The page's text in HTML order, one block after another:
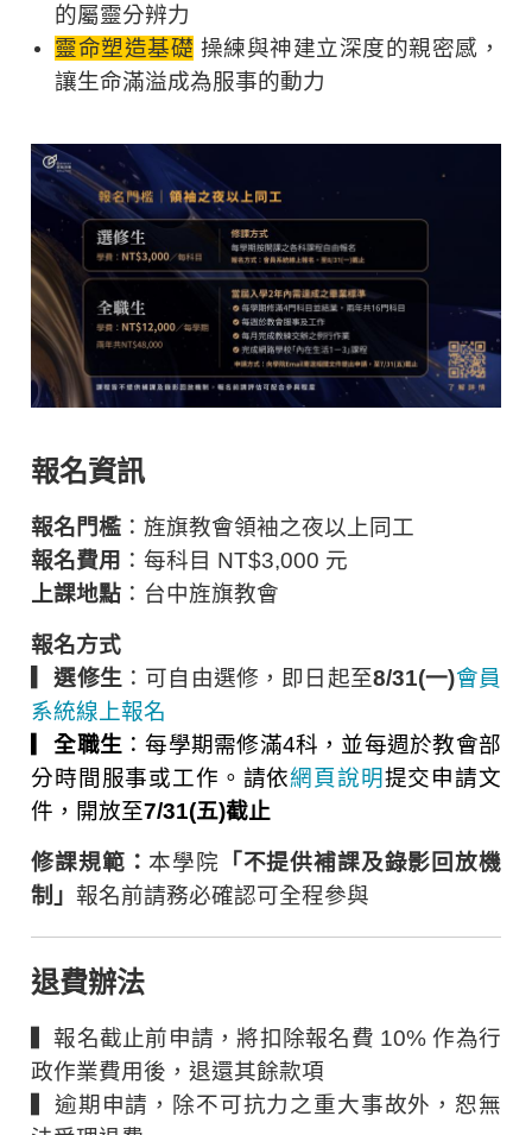
的屬靈分辨力
靈命塑造基礎 操練與神建立深度的親密感，
讓生命滿溢成為服事的動力
報名資訊
報名門檻 ：旌旗教會領袖之夜以上同工
報名費用 ：每科目 NT$3,000 元
上課地點 ：台中旌旗教會
報名方式
▎選修生 ：可自由選修， 即日起至8/31(一)會員
系統線上報名
▎全職生 ：每學期需修滿4科，並每週於教會部
分時間服事或工作。請依網頁說明提交申請文
件，開放至7/31(五)截止
修課規範 ： 本學院 「不提供補課及錄影回放機
制」報名前請務必確認可全程參與
退費辦法
▍報名截止前申請，將扣除報名費 10% 作為行
政作業費用後，退還其餘款項
▍逾期申請，除不可抗力之重大事故外，恕無